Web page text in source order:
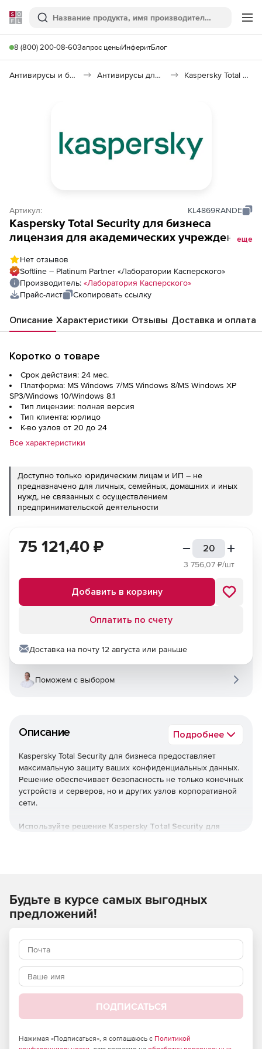
Softline
Поиск
8 (800) 200-08-60Запрос ценыИнферитБлог
Антивирусы и безопасность Антивирусы для организаций Kaspersky Total Security для бизнеса
Артикул: KL4869RANDE
Kaspersky Total Security для бизнеса
лицензия для академических учреждений
еще
Нет отзывов
Softline – Platinum Partner «Лаборатории Касперского»
Производитель: «Лаборатория Касперского»
Прайс-лист
Скопировать ссылку
Описание Характеристики Отзывы Доставка и оплата
Коротко о товаре
Срок действия: 24 мес.
Платформа: MS Windows 7/MS Windows 8/MS Windows XP
SP3/Windows 10/Windows 8.1
Тип лицензии: полная версия
Тип клиента: юрлицо
К-во узлов от 20 до 24
Все характеристики
Доступно только юридическим лицам и ИП – не
предназначено для личных, семейных, домашних и иных
нужд, не связанных с осуществлением
предпринимательской деятельности
Описание Подробнее
Kaspersky Total Security для бизнеса предоставляет
максимальную защиту ваших конфиденциальных данных.
Решение обеспечивает безопасность не только конечных
устройств и серверов, но и других узлов корпоративной
сети.
Используйте решение Kaspersky Total Security для
Преимущества для бизнеса:
Надежная защита от вирусов и
вредоносного ПО
Продукт Kaspersky Total Security для бизнеса
75 121,40 ₽
3 756,07₽/шт
Добавить в корзину
Оплатить по счету
Доставка на почту 12 августа или раньше
Поможем с выбором
Будьте в курсе самых выгодных
предложений!
ПОДПИСАТЬСЯ
Нажимая «Подписаться», я соглашаюсь с Политикой